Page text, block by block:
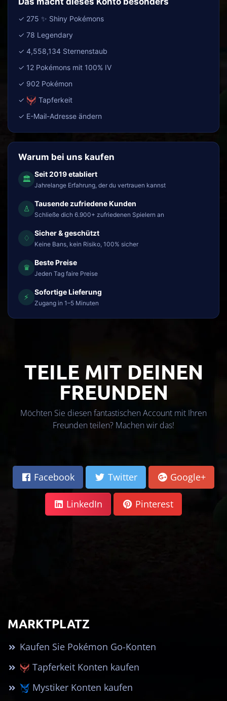
✓ 275 ✨ Shiny Pokémons
✓ 78 Legendary
✓ 4,558,134 Sternenstaub
✓ 12 Pokémons mit 100% IV
✓ 902 Pokémon
✓
Tapferkeit
✓ E-Mail-Adresse ändern
Warum bei uns kaufen
🏛
Seit 2019 etabliert
Jahrelange Erfahrung, der du vertrauen kannst
♙
Tausende zufriedene Kunden
Schließe dich 6.900+ zufriedenen Spielern an
♢
Sicher & geschützt
Keine Bans, kein Risiko, 100% sicher
♛
Beste Preise
Jeden Tag faire Preise
⚡
Sofortige Lieferung
Zugang in 1–5 Minuten
TEILE MIT DEINEN
FREUNDEN
Möchten Sie diesen fantastischen Account mit Ihren
Freunden teilen? Machen wir das!
Facebook Twitter Google+
LinkedIn Pinterest
MARKTPLATZ
Kaufen Sie Pokémon Go-Konten
Tapferkeit Konten kaufen
Mystiker Konten kaufen